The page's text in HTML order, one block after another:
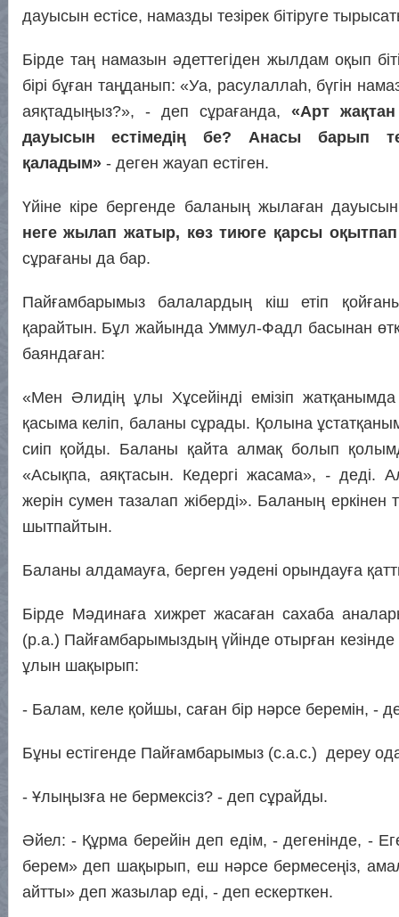
дауысын естісе, намазды тезірек бітіруге
Бірде таң намазын әдеттегіден жылдам оқып
бірі бұған таңданып: «Уа, расулаллаһ, бүгін
аяқтадыңыз?», - деп сұрағанда, «Арт
дауысын естімедің бе? Анасы барып
қаладым»- деген жауап естіген.
Үйіне кіре бергенде баланың жылаған
неге жылап жатыр, көз тиюге қарсы оқытпап
сұрағаны да бар.
Пайғамбарымыз балалардың кіш етіп
қарайтын. Бұл жайында Уммул-Фадл басынан
баяндаған:
«Мен Әлидің ұлы Хұсейінді емізіп
қасыма келіп, баланы сұрады. Қолына
сиіп қойды. Баланы қайта алмақ болып
«Асықпа, аяқтасын. Кедергі жасама», - деді.
жерін сумен тазалап жіберді». Баланың еркінен
шытпайтын.
Баланы алдамауға, берген уәдені орындауға
Бірде Мәдинаға хижрет жасаған сахаба
(р.а.) Пайғамбарымыздың үйінде отырған
ұлын шақырып:
- Балам, келе қойшы, саған бір нәрсе беремін, -
Бұны естігенде Пайғамбарымыз (с.а.с.) дереу
- Ұлыңызға не бермексіз? - деп сұрайды.
Әйел: - Құрма берейін деп едім, - дегенінде, -
берем» деп шақырып, еш нәрсе бермесеңіз, амал
айтты» деп жазылар еді, - деп ескерткен.